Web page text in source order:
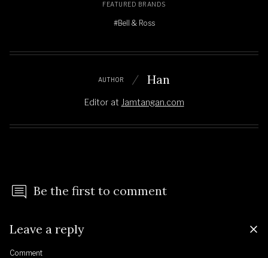
FEATURED BRANDS
#Bell & Ross
AUTHOR Han
Editor at Jamtangan.com
Be the first to comment
Leave a reply
Comment